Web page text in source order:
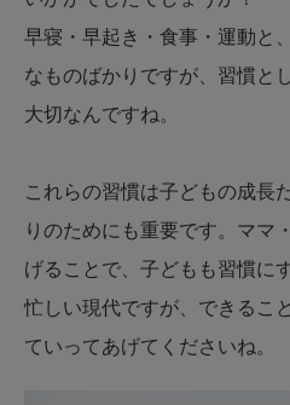
早寝・早起き・食事・運動と
なものばかりですが、習慣と
大切なんですね。
これらの習慣は子どもの成長
りのためにも重要です。ママ
げることで、子どもも習慣に
忙しい現代ですが、できるこ
ていってあげてくださいね。